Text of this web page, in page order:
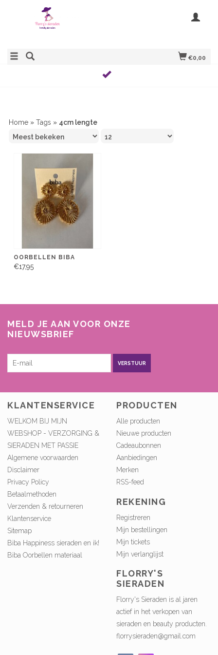
€0,00
Home » Tags » 4cm lengte
OORBELLEN BIBA
€17,95
MELD JE AAN VOOR ONZE
NIEUWSBRIEF
VERSTUUR
KLANTENSERVICE
WELKOM BIJ MIJN
WEBSHOP - VERZORGING &
SIERADEN MET PASSIE
Algemene voorwaarden
Disclaimer
Privacy Policy
Betaalmethoden
Verzenden & retourneren
Klantenservice
Sitemap
Biba Happiness sieraden en ik!
Biba Oorbellen materiaal
PRODUCTEN
Alle producten
Nieuwe producten
Cadeaubonnen
Aanbiedingen
Merken
RSS-feed
REKENING
Registreren
Mijn bestellingen
Mijn tickets
Mijn verlanglijst
FLORRY'S
SIERADEN
Florry's Sieraden is al jaren
actief in het verkopen van
sieraden en beauty producten.
florrysieraden@gmail.com